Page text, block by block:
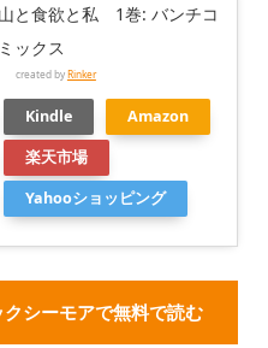
山と食欲と私 1巻: バンチコ
ミックス
created byRinker
Kindle
Amazon
楽天市場
Yahooショッピング
シーモアで無料で読む